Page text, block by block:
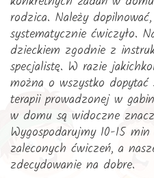
rodzica. Należy
systematycznie ćwiczyło.
dzieckiem zgodnie z
specjalistę. W razie
można o wszystko
terapii prowadzonej w
w domu są widoczne
Wygospodarujmy 10-15
zaleconych ćwiczeń, a
zdecydowanie na dobre.